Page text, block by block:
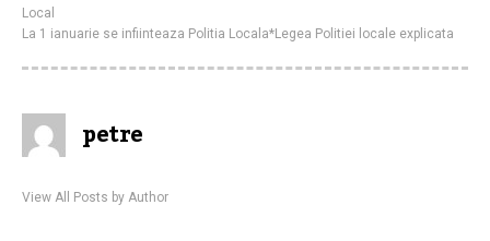
Local
La 1 ianuarie se infiinteaza Politia Locala*Legea Politiei locale explicata
petre
View All Posts by Author